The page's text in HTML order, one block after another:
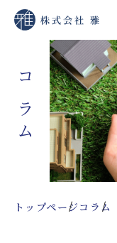
コラム
トップページ コラム